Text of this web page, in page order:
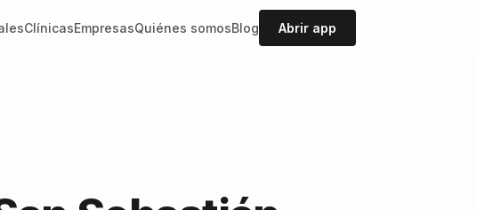
ClínicasEmpresasQuiénes somosBlog Abrir app